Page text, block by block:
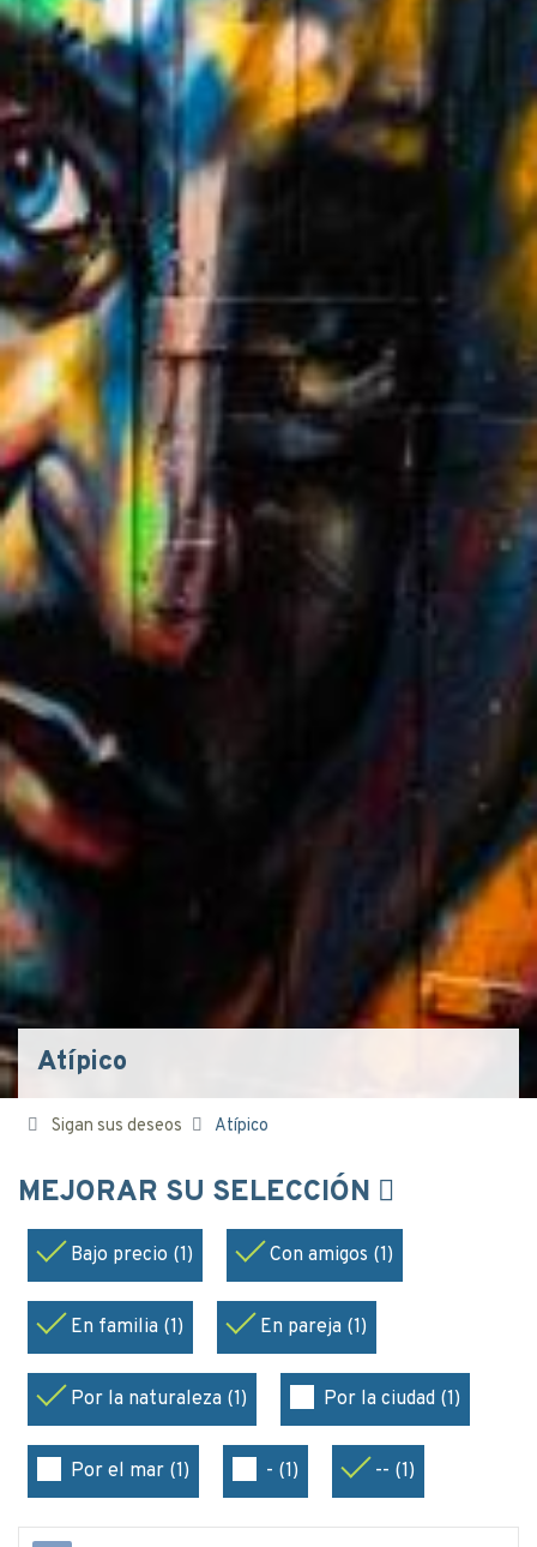
Atípico
Sigan sus deseos Atípico
MEJORAR SU SELECCIÓN
Bajo precio (1) Con amigos (1)
En familia (1) En pareja (1)
Por la naturaleza (1) Por la ciudad (1)
Por el mar (1) - (1) -- (1)